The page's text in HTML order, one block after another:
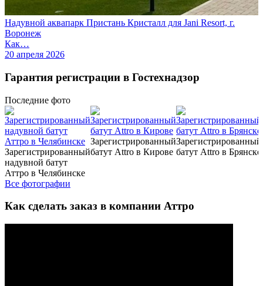
Надувной аквапарк Пристань Кристалл для Jani Resort, г.
Воронеж
Как…
20 апреля 2026
Гарантия регистрации в Гостехнадзор
Последние фото
Зарегистрированный
надувной батут
Аттро в Челябинске
Зарегистрированный
батут Attro в Кирове
Зарегистрированный
батут Attro в Брянске
Все фотографии
Как сделать заказ в компании Аттро